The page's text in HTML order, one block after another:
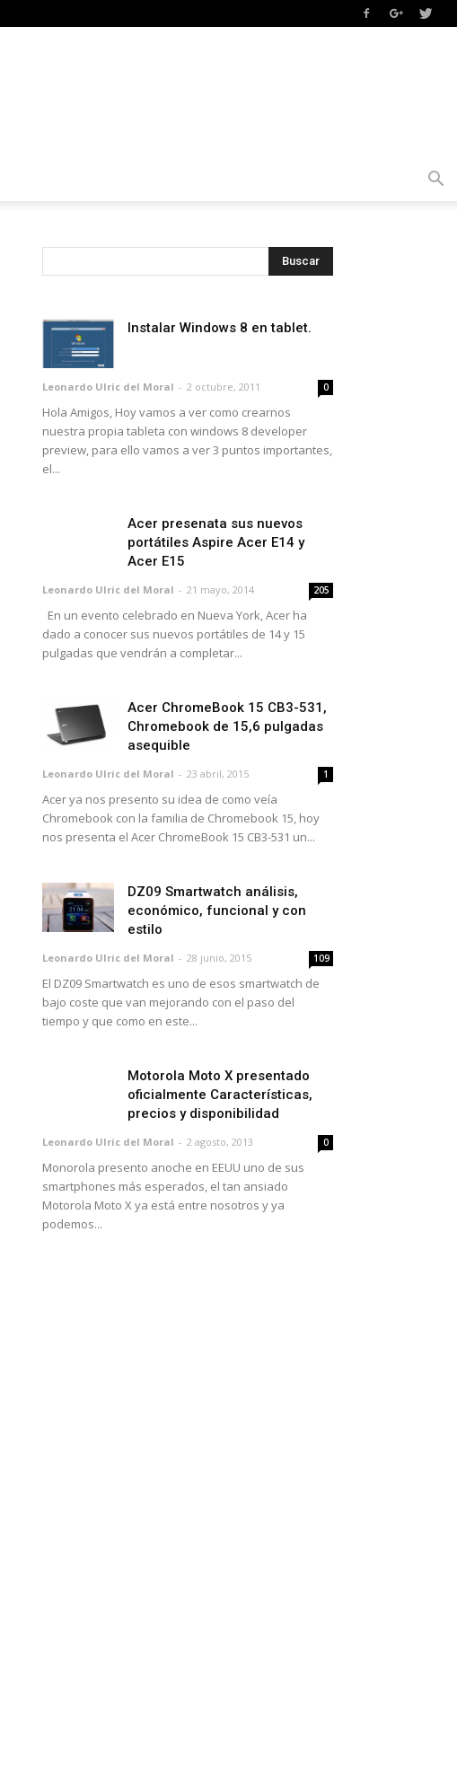
Instalar Windows 8 en tablet.
Leonardo Ulric del Moral - 2 octubre, 2011 0
Hola Amigos, Hoy vamos a ver como crearnos
nuestra propia tableta con windows 8 developer
preview, para ello vamos a ver 3 puntos importantes,
el...
Acer presenata sus nuevos
portátiles Aspire Acer E14 y
Acer E15
Leonardo Ulric del Moral - 21 mayo, 2014 205
En un evento celebrado en Nueva York, Acer ha
dado a conocer sus nuevos portátiles de 14 y 15
pulgadas que vendrán a completar...
Acer ChromeBook 15 CB3-531,
Chromebook de 15,6 pulgadas
asequible
Leonardo Ulric del Moral - 23 abril, 2015 1
Acer ya nos presento su idea de como veía
Chromebook con la familia de Chromebook 15, hoy
nos presenta el Acer ChromeBook 15 CB3-531 un...
DZ09 Smartwatch análisis,
económico, funcional y con
estilo
Leonardo Ulric del Moral - 28 junio, 2015 109
El DZ09 Smartwatch es uno de esos smartwatch de
bajo coste que van mejorando con el paso del
tiempo y que como en este...
Motorola Moto X presentado
oficialmente Características,
precios y disponibilidad
Leonardo Ulric del Moral - 2 agosto, 2013 0
Monorola presento anoche en EEUU uno de sus
smartphones más esperados, el tan ansiado
Motorola Moto X ya está entre nosotros y ya
podemos...